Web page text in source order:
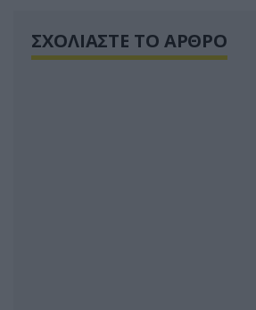
ΣΧΟΛΙΑΣΤΕ ΤΟ ΑΡΘΡΟ